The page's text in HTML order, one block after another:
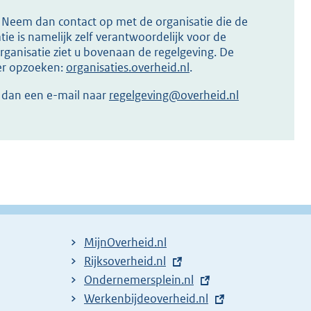
dan contact op met de organisatie die de
is namelijk zelf verantwoordelijk voor de
ziet u bovenaan de regelgeving. De
opzoeken: organisaties.overheid.nl.
een e-mail naar regelgeving@overheid.nl
MijnOverheid.nl
E
x
t
Rijksoverheid.nl
E
x
Ondernemersplein.nl
E
Werkenbijdeoverheid.nl